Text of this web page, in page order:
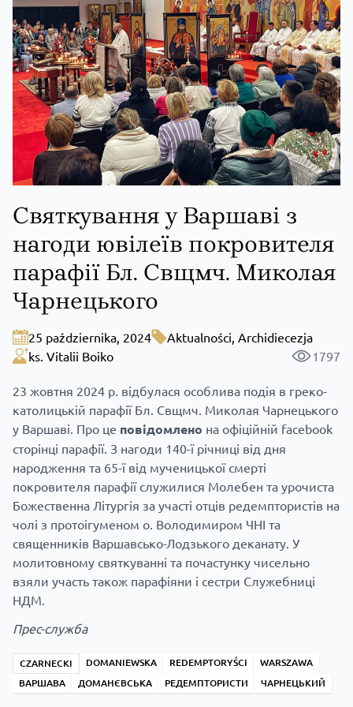
Святкування у Варшаві з
нагоди ювілеїв покровителя
парафії Бл. Свщмч. Миколая
Чарнецького
25 października, 2024 Aktualności, Archidiecezja
ks. Vitalii Boiko
1797
23 жовтня 2024 р. відбулася особлива подія в греко-
католицькій парафії Бл. Свщмч. Миколая Чарнецького
у Варшаві. Про це повідомлено на офіційній facebook
сторінці парафії. З нагоди 140-ї річниці від дня
народження та 65-ї від мученицької смерті
покровителя парафії служилися Молебен та урочиста
Божественна Літургія за участі отців редемптористів на
чолі з протоігуменом о. Володимиром ЧНІ та
священників Варшавсько-Лодзького деканату. У
молитовному святкуванні та почастунку чисельно
взяли участь також парафіяни і сестри Служебниці
НДМ.
Прес-служба
CZARNECKI DOMANIEWSKA REDEMPTORYŚCI
WARSZAWA
ВАРШАВА
ДОМАНЄВСЬКА РЕДЕМПТОРИСТИ ЧАРНЕЦЬКИЙ